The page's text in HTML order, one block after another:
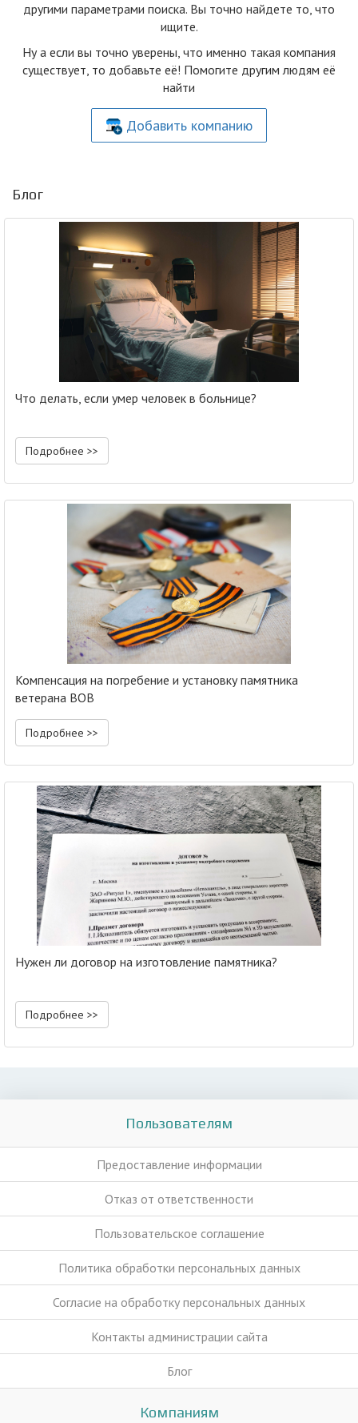
другими параметрами поиска. Вы точно найдете то, что
ищите.
Ну а если вы точно уверены, что именно такая компания
существует, то добавьте её! Помогите другим людям её
найти
Добавить компанию
Блог
Что делать, если умер человек в больнице?
Подробнее >>
Компенсация на погребение и установку памятника
ветерана ВОВ
Подробнее >>
Нужен ли договор на изготовление памятника?
Подробнее >>
Пользователям
Предоставление информации
Отказ от ответственности
Пользовательское соглашение
Политика обработки персональных данных
Согласие на обработку персональных данных
Контакты администрации сайта
Блог
Компаниям